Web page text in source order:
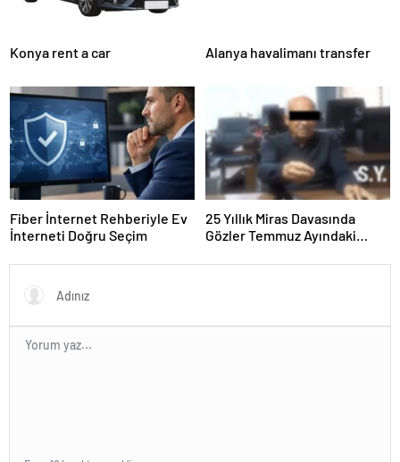
Konya rent a car Alanya havalimanı transfer
Fiber İnternet Rehberiyle Ev
İnterneti Doğru Seçim
25 Yıllık Miras Davasında
Gözler Temmuz Ayındaki